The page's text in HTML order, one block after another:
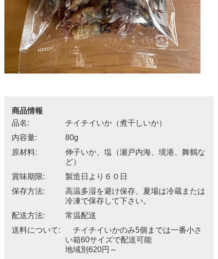
商品情報
品名:
チイチイいか（煮干しいか）
内容量:
80g
原材料:
伸子いか、塩（瀬戸内海、境港、舞鶴な
ど）
賞味期限:
製造日より６０日
保存方法:
高温多湿を避け保存、夏場は冷蔵または
冷凍で保存して下さい。
配送方法:
常温配送
送料について:
チイチイいかのみ5個までは一番小さ
い箱60サイズで配送可能
地域別620円～